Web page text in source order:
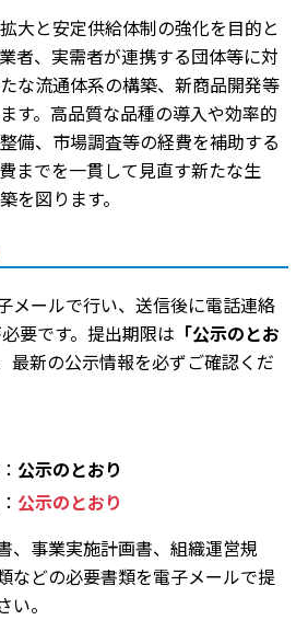
大と安定供給体制の強化を目的と
者、実需者が連携する団体等に対
な流通体系の構築、新商品開発等
す。高品質な品種の導入や効率的
備、市場調査等の経費を補助する
までを一貫して見直す新たな生
を図ります。
メールで行い、送信後に電話連絡
要です。提出期限は 「公示のとお
最新の公示情報を必ずご確認くだ
公示のとおり
公示のとおり
、事業実施計画書、組織運営規
などの必要書類を電子メールで提
い。